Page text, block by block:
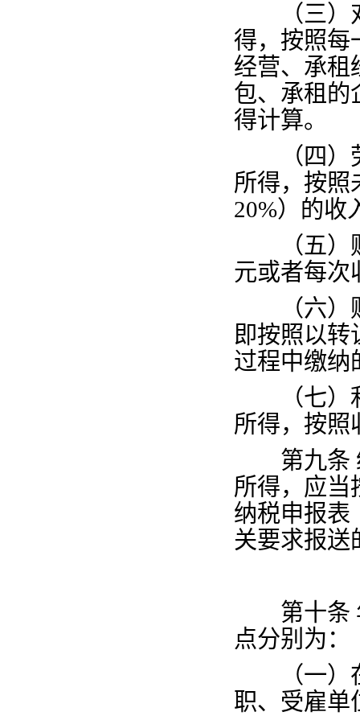
（三）对
得，按照每
经营、承租
包、承租的
得计算。
（四）劳
所得，按照
20%）的收
（五）财
元或者每次
（六）财
即按照以转
过程中缴纳
（七）利
所得，按照
第九条
所得，应当
纳税申报表
关要求报送
第十条
点分别为：
（一）在
职、受雇单